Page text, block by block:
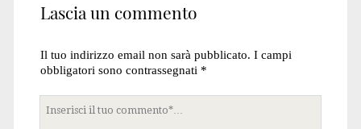
Lascia un commento
Il tuo indirizzo email non sarà pubblicato. I campi
obbligatori sono contrassegnati *
commento